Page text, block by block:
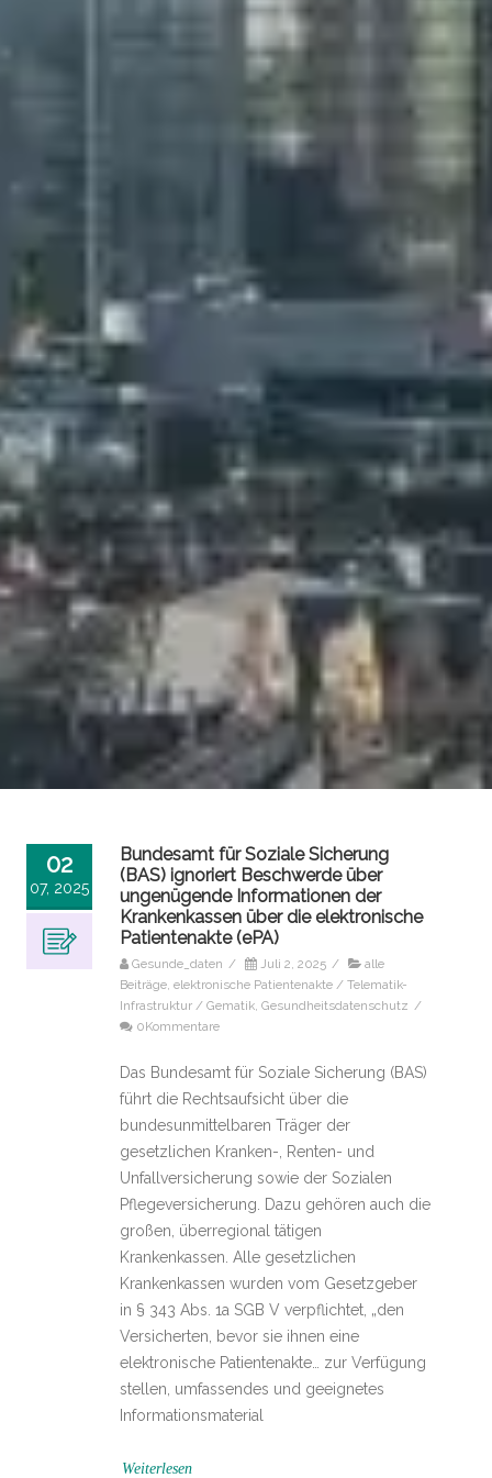
02
07, 2025
Bundesamt für Soziale Sicherung
(BAS) ignoriert Beschwerde über
ungenügende Informationen der
Krankenkassen über die elektronische
Patientenakte (ePA)
Gesunde_daten / Juli 2, 2025 /
alle
Beiträge, elektronische Patientenakte / Telematik-
Infrastruktur / Gematik, Gesundheitsdatenschutz /
0Kommentare
Das Bundesamt für Soziale Sicherung (BAS)
führt die Rechtsaufsicht über die
bundesunmittelbaren Träger der
gesetzlichen Kranken-, Renten- und
Unfallversicherung sowie der Sozialen
Pflegeversicherung. Dazu gehören auch die
großen, überregional tätigen
Krankenkassen. Alle gesetzlichen
Krankenkassen wurden vom Gesetzgeber
in § 343 Abs. 1a SGB V verpflichtet, „den
Versicherten, bevor sie ihnen eine
elektronische Patientenakte… zur Verfügung
stellen, umfassendes und geeignetes
Informationsmaterial
Weiterlesen